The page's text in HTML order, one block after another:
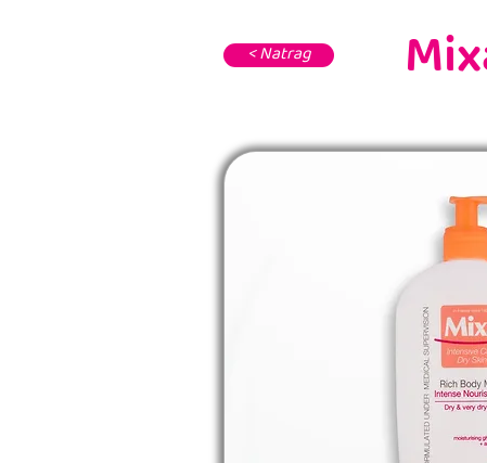
< Natrag